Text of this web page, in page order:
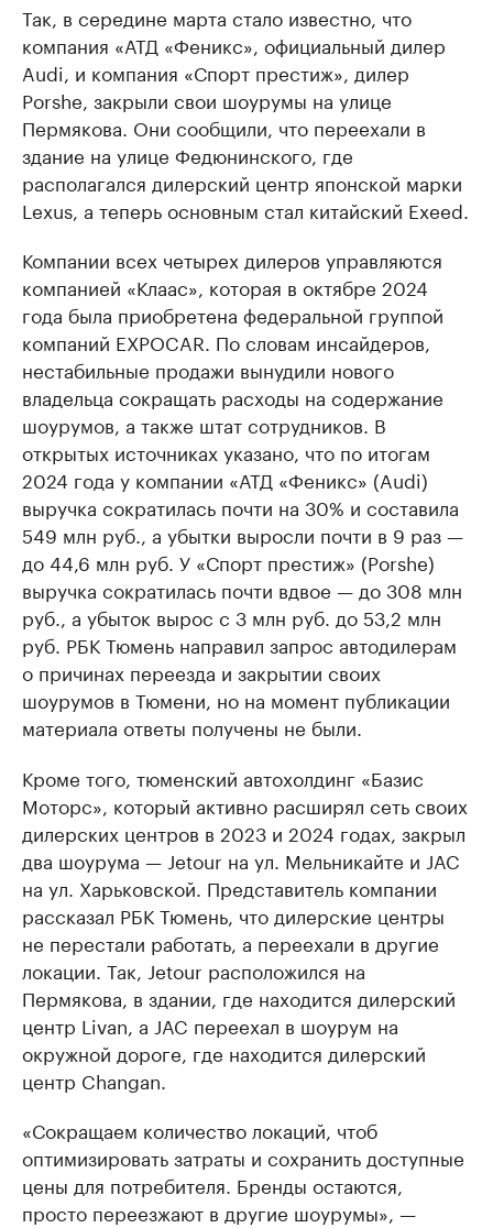
Так, в середине марта стало известно, что
компания «АТД «Феникс», официальный дилер
Audi, и компания «Спорт престиж», дилер
Porshe, закрыли свои шоурумы на улице
Пермякова. Они сообщили, что переехали в
здание на улице Федюнинского, где
располагался дилерский центр японской марки
Lexus, а теперь основным стал китайский Exeed.
Компании всех четырех дилеров управляются
компанией «Клаас», которая в октябре 2024
года была приобретена федеральной группой
компаний EXPOCAR. По словам инсайдеров,
нестабильные продажи вынудили нового
владельца сокращать расходы на содержание
шоурумов, а также штат сотрудников. В
открытых источниках указано, что по итогам
2024 года у компании «АТД «Феникс» (Audi)
выручка сократилась почти на 30% и составила
549 млн руб., а убытки выросли почти в 9 раз —
до 44,6 млн руб. У «Спорт престиж» (Porshe)
выручка сократилась почти вдвое — до 308 млн
руб., а убыток вырос с 3 млн руб. до 53,2 млн
руб. РБК Тюмень направил запрос автодилерам
о причинах переезда и закрытии своих
шоурумов в Тюмени, но на момент публикации
материала ответы получены не были.
Кроме того, тюменский автохолдинг «Базис
Моторс», который активно расширял сеть своих
дилерских центров в 2023 и 2024 годах, закрыл
два шоурума — Jetour на ул. Мельникайте и JAC
на ул. Харьковской. Представитель компании
рассказал РБК Тюмень, что дилерские центры
не перестали работать, а переехали в другие
локации. Так, Jetour расположился на
Пермякова, в здании, где находится дилерский
центр Livan, а JAC переехал в шоурум на
окружной дороге, где находится дилерский
центр Changan.
«Сокращаем количество локаций, чтоб
оптимизировать затраты и сохранить доступные
цены для потребителя. Бренды остаются,
просто переезжают в другие шоурумы», —